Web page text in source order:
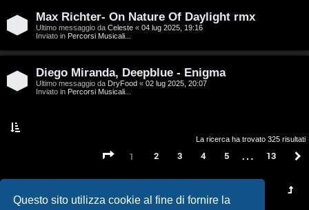
Questo sito utilizza cookie al fine di fornire la
Max Richter- On Nature Of Daylight rmx
Ultimo messaggio da Celeste « 04 lug 2025, 19:16
Inviato in Percorsi Musicali...
Diego Miranda, Deepblue - Enigma
Ultimo messaggio da DryFood « 02 lug 2025, 20:07
Inviato in Percorsi Musicali...
La ricerca ha trovato 325 risultati
Pagina di
1 2 3 4 5 … 13
o
r
e
:
G